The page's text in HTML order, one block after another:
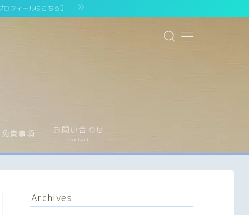
フィールはこちら］
免責事項 お問い合わせ
contact
Archives